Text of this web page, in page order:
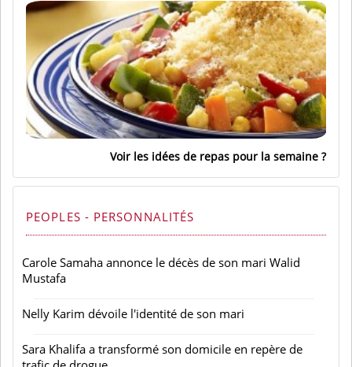
Voir les idées de repas pour la semaine
PEOPLES - PERSONNALITÉS
Carole Samaha annonce le décès de son mari Walid
Mustafa
Nelly Karim dévoile l'identité de son mari
Sara Khalifa a transformé son domicile en repère de